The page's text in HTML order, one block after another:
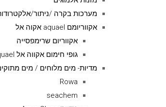
מערכות בקרה /ניתור/
אקווריומם aquael אקוה אל
אקווריום שרימפסייה
גופי חימום אקווה אל aquael
מדיות- מים מלוחים / מים
Rowa
seachem